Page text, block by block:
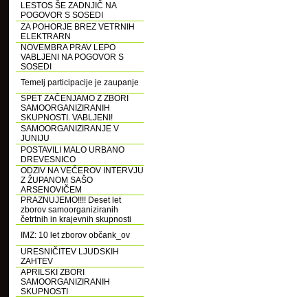
LESTOS ŠE ZADNJIČ NA
POGOVOR S SOSEDI
ZA POHORJE BREZ VETRNIH
ELEKTRARN
NOVEMBRA PRAV LEPO
VABLJENI NA POGOVOR S
SOSEDI
Temelj participacije je zaupanje
SPET ZAČENJAMO Z ZBORI
SAMOORGANIZIRANIH
SKUPNOSTI. VABLJENI!
SAMOORGANIZIRANJE V
JUNIJU
POSTAVILI MALO URBANO
DREVESNICO
ODZIV NA VEČEROV INTERVJU
Z ŽUPANOM SAŠO
ARSENOVIČEM
PRAZNUJEMO!!!! Deset let
zborov samoorganiziranih
četrtnih in krajevnih skupnosti
IMZ: 10 let zborov občank_ov
URESNIČITEV LJUDSKIH
ZAHTEV
APRILSKI ZBORI
SAMOORGANIZIRANIH
SKUPNOSTI